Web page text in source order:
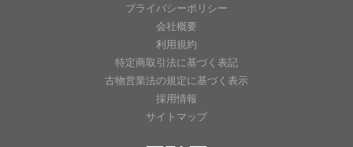
プライバシーポリシー
会社概要
利用規約
特定商取引法に基づく表記
古物営業法の規定に基づく表示
採用情報
サイトマップ